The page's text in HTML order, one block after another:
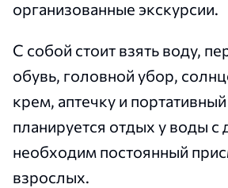
организованные экскурсии.
С собой стоит взять воду,
обувь, головной убор,
крем, аптечку и
планируется отдых у воды с
необходим постоянный
взрослых.